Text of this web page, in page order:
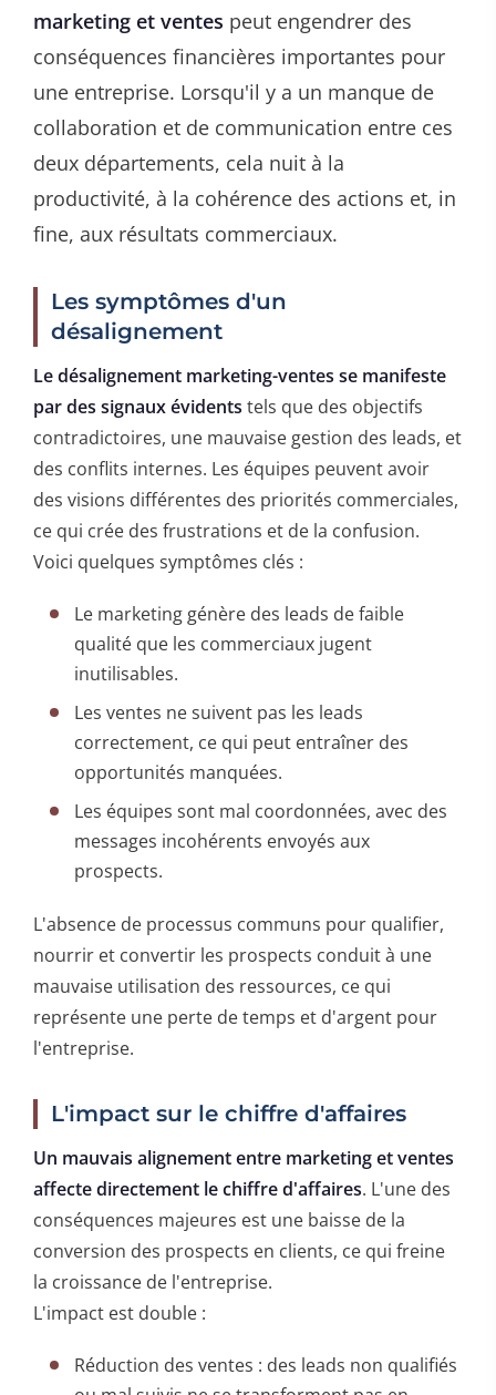
marketing et ventes peut engendrer des
conséquences financières importantes pour
une entreprise. Lorsqu'il y a un manque de
collaboration et de communication entre ces
deux départements, cela nuit à la
productivité, à la cohérence des actions et, in
fine, aux résultats commerciaux.
Les symptômes d'un
désalignement
Le désalignement marketing-ventes se manifeste
par des signaux évidents tels que des objectifs
contradictoires, une mauvaise gestion des leads, et
des conflits internes. Les équipes peuvent avoir
des visions différentes des priorités commerciales,
ce qui crée des frustrations et de la confusion.
Voici quelques symptômes clés :
Le marketing génère des leads de faible
qualité que les commerciaux jugent
inutilisables.
Les ventes ne suivent pas les leads
correctement, ce qui peut entraîner des
opportunités manquées.
Les équipes sont mal coordonnées, avec des
messages incohérents envoyés aux
prospects.
L'absence de processus communs pour qualifier,
nourrir et convertir les prospects conduit à une
mauvaise utilisation des ressources, ce qui
représente une perte de temps et d'argent pour
l'entreprise.
L'impact sur le chiffre d'affaires
Un mauvais alignement entre marketing et ventes
affecte directement le chiffre d'affaires. L'une des
conséquences majeures est une baisse de la
conversion des prospects en clients, ce qui freine
la croissance de l'entreprise.
L'impact est double :
Réduction des ventes : des leads non qualifiés